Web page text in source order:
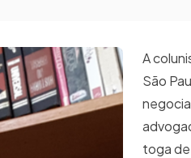
A
São
toga de